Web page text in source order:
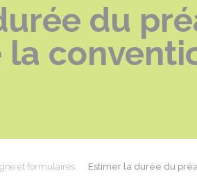
du
et formulaires
Estimer la durée du